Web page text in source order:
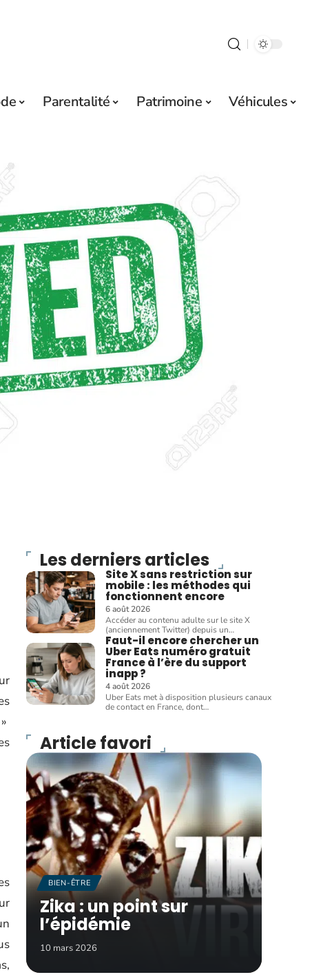
Parentalité Patrimoine Véhicules
Les derniers articles
Site X sans restriction sur
mobile : les méthodes qui
fonctionnent encore
6 août 2026
Accéder au contenu adulte sur le site X
(anciennement Twitter) depuis un…
Faut-il encore chercher un
Uber Eats numéro gratuit
France à l’ère du support
inapp ?
4 août 2026
Uber Eats met à disposition plusieurs canaux
de contact en France, dont…
Article favori
BIEN-ÊTRE
Zika : un point sur
l’épidémie
10 mars 2026